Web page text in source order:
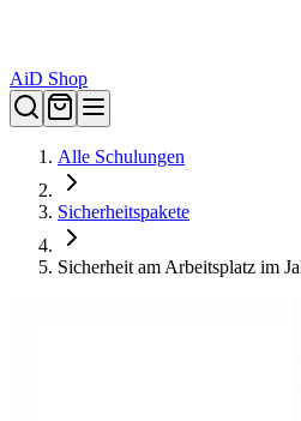
AiD Shop
Alle Schulungen
Sicherheitspakete
Sicherheit am Arbeitsplatz im